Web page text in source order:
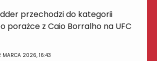
przechodzi do kategorii
porażce z Caio Borralho na UFC
MARCA 2026, 16:43